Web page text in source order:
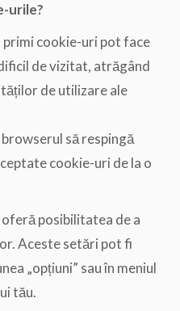
urile?
primi cookie-uri pot face
de vizitat, atrăgând
de utilizare ale
să respingă
cookie-uri de la o
posibilitatea de a
Aceste setări pot fi
„opțiuni” sau în meniul
tău.